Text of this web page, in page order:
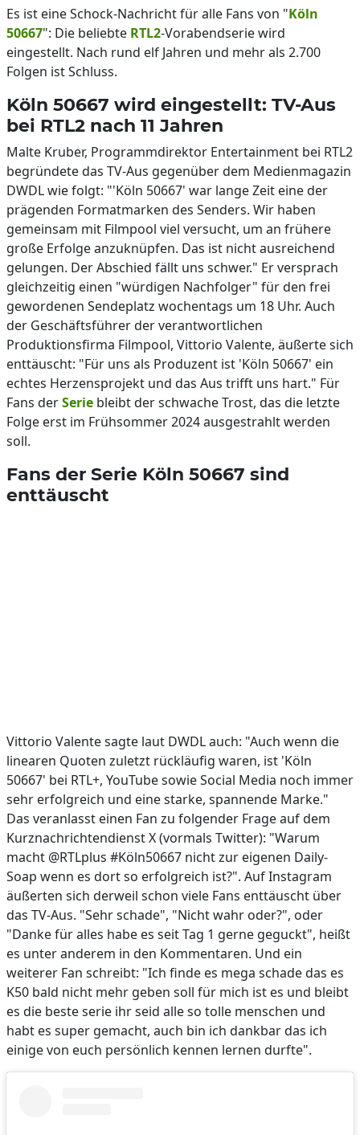
Es ist eine Schock-Nachricht für alle Fans von "Köln
50667": Die beliebte RTL2-Vorabendserie wird
eingestellt. Nach rund elf Jahren und mehr als 2.700
Folgen ist Schluss.
Köln 50667 wird eingestellt: TV-Aus
bei RTL2 nach 11 Jahren
Malte Kruber, Programmdirektor Entertainment bei RTL2
begründete das TV-Aus gegenüber dem Medienmagazin
DWDL wie folgt: "'Köln 50667' war lange Zeit eine der
prägenden Formatmarken des Senders. Wir haben
gemeinsam mit Filmpool viel versucht, um an frühere
große Erfolge anzuknüpfen. Das ist nicht ausreichend
gelungen. Der Abschied fällt uns schwer." Er versprach
gleichzeitig einen "würdigen Nachfolger" für den frei
gewordenen Sendeplatz wochentags um 18 Uhr. Auch
der Geschäftsführer der verantwortlichen
Produktionsfirma Filmpool, Vittorio Valente, äußerte sich
enttäuscht: "Für uns als Produzent ist 'Köln 50667' ein
echtes Herzensprojekt und das Aus trifft uns hart." Für
Fans derSerie bleibt der schwache Trost, das die letzte
Folge erst im Frühsommer 2024 ausgestrahlt werden
soll.
Fans der Serie Köln 50667 sind
enttäuscht
Vittorio Valente sagte laut DWDL auch: "Auch wenn die
linearen Quoten zuletzt rückläufig waren, ist 'Köln
50667' bei RTL+, YouTube sowie Social Media noch immer
sehr erfolgreich und eine starke, spannende Marke."
Das veranlasst einen Fan zu folgender Frage auf dem
Kurznachrichtendienst X (vormals Twitter): "Warum
macht @RTLplus #Köln50667 nicht zur eigenen Daily-
Soap wenn es dort so erfolgreich ist?". Auf Instagram
äußerten sich derweil schon viele Fans enttäuscht über
das TV-Aus. "Sehr schade", "Nicht wahr oder?", oder
"Danke für alles habe es seit Tag 1 gerne geguckt", heißt
es unter anderem in den Kommentaren. Und ein
weiterer Fan schreibt: "Ich finde es mega schade das es
K50 bald nicht mehr geben soll für mich ist es und bleibt
es die beste serie ihr seid alle so tolle menschen und
habt es super gemacht, auch bin ich dankbar das ich
einige von euch persönlich kennen lernen durfte".